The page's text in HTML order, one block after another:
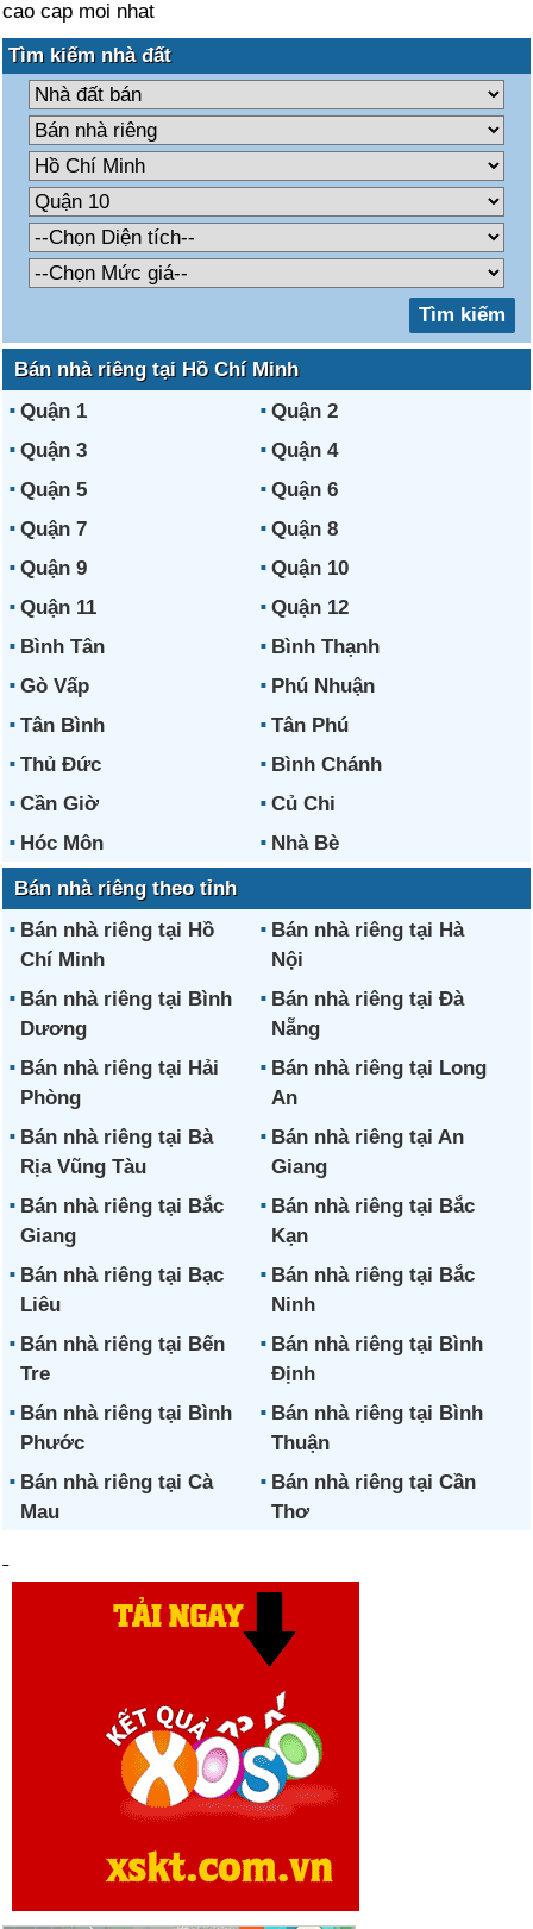
cao cap moi nhat
Tìm kiếm nhà đất
Bán nhà riêng tại Hồ Chí Minh
Quận 1
Quận 2
Quận 3
Quận 4
Quận 5
Quận 6
Quận 7
Quận 8
Quận 9
Quận 10
Quận 11
Quận 12
Bình Tân
Bình Thạnh
Gò Vấp
Phú Nhuận
Tân Bình
Tân Phú
Thủ Đức
Bình Chánh
Cần Giờ
Củ Chi
Hóc Môn
Nhà Bè
Bán nhà riêng theo tỉnh
Bán nhà riêng tại Hồ
Chí Minh
Bán nhà riêng tại Hà
Nội
Bán nhà riêng tại Bình
Dương
Bán nhà riêng tại Đà
Nẵng
Bán nhà riêng tại Hải
Phòng
Bán nhà riêng tại Long
An
Bán nhà riêng tại Bà
Rịa Vũng Tàu
Bán nhà riêng tại An
Giang
Bán nhà riêng tại Bắc
Giang
Bán nhà riêng tại Bắc
Kạn
Bán nhà riêng tại Bạc
Liêu
Bán nhà riêng tại Bắc
Ninh
Bán nhà riêng tại Bến
Tre
Bán nhà riêng tại Bình
Định
Bán nhà riêng tại Bình
Phước
Bán nhà riêng tại Bình
Thuận
Bán nhà riêng tại Cà
Mau
Bán nhà riêng tại Cần
Thơ